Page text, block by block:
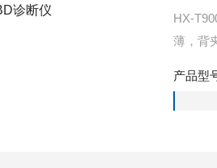
HX-
薄，背
产品型